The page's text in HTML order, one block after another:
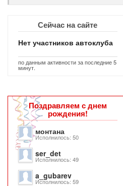
Сейчас на сайте
Нет участников автоклуба
по данным активности за последние 5
минут.
Поздравляем с днем
рождения!
монтана
Исполнилось: 50
ser_det
Исполнилось: 49
a_gubarev
Исполнилось: 59